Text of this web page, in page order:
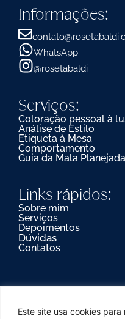
Este site usa cookies
Informações:
WhatsApp
@rosetabaldi
Serviços:
Coloração pessoal à
Análise de Estilo
Etiqueta à Mesa
Comportamento
Guia da Mala Planejada
Links rápidos:
Sobre mim
Serviços
Depoimentos
Dúvidas
Contatos